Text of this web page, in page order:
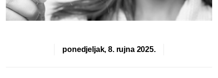
ponedjeljak, 8. rujna 2025.